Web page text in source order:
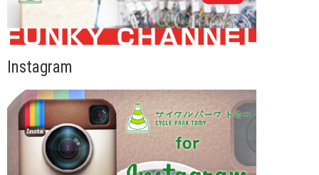
Instagram